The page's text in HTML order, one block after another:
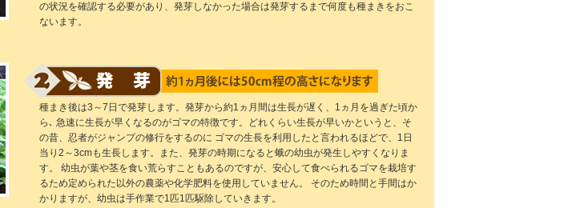
の状況を確認する必要があり、発芽しなかった場合は発芽するまで何度も種まきをおこ
ないます。
種まき後は3～7日で発芽します。発芽から約1ヵ月間は生長が遅く、1ヵ月を過ぎた頃か
ら､ 急速に生長が早くなるのがゴマの特徴です。どれくらい生長が早いかというと、そ
の昔、忍者がジャンプの修行をするのに ゴマの生長を利用したと言われるほどで、1日
当り2～3cmも生長します。また、発芽の時期になると蛾の幼虫が発生しやすくなりま
す。 幼虫が葉や茎を食い荒らすこともあるのですが、安心して食べられるゴマを栽培す
るため定められた以外の農薬や化学肥料を使用していません。 そのため時間と手間はか
かりますが、幼虫は手作業で1匹1匹駆除していきます。